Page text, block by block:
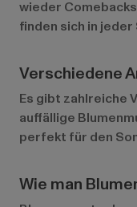
wieder
finden sich in
Verschiedene
Es gibt zahlreiche
auffällige
perfekt für den
Wie man